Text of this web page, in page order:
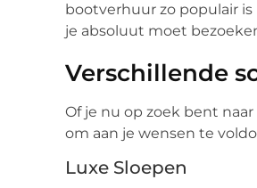
bootverhuur zo populair
je absoluut moet
Verschillende
Of je nu op zoek bent
om aan je wensen te
Luxe Sloepen